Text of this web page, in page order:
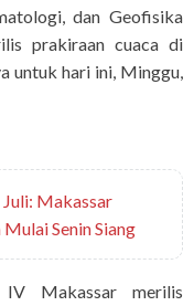
dan Geofisika
prakiraan cuaca di
untuk hari ini, Minggu,
Makassar
Senin Siang
Makassar merilis